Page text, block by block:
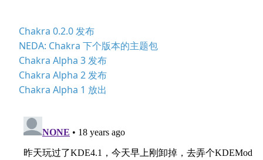
Chakra 0.2.0 发布
NEDA: Chakra 下个版本的主题包
Chakra Alpha 3 发布
Chakra Alpha 2 发布
Chakra Alpha 1 放出